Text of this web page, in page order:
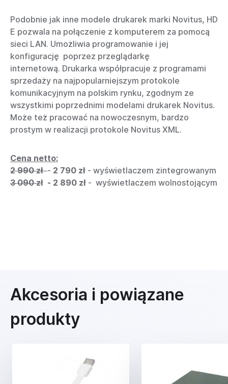
Podobnie jak inne modele drukarek marki Novitus, HD
E pozwala na połączenie z komputerem za pomocą
sieci LAN. Umożliwia programowanie i jej
konfigurację poprzez przeglądarkę
internetową. Drukarka współpracuje z programami
sprzedaży na najpopularniejszym protokole
komunikacyjnym na polskim rynku, zgodnym ze
wszystkimi poprzednimi modelami drukarek Novitus.
Może też pracować na nowoczesnym, bardzo
prostym w realizacji protokole Novitus XML.
Cena netto:
2 990 zł - 2 790 zł - wyświetlaczem zintegrowanym
3 090 zł - 2 890 zł - wyświetlaczem wolnostojącym
Akcesoria i powiązane
produkty